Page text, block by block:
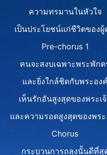
ความทรมานในหัวใจ
เป็นประโยชน์แก่ชีวิตของ
Pre-chorus 1
คนจะสงบเฉพาะพระพักต
และยิ่งใกล้ชิดกับพระองค์
เห็นรักอันสูงสุดของพระเ
และความรอดสูงสุดของพร
Chorus
กระบวนการถลุงนั้นดีที่สุ